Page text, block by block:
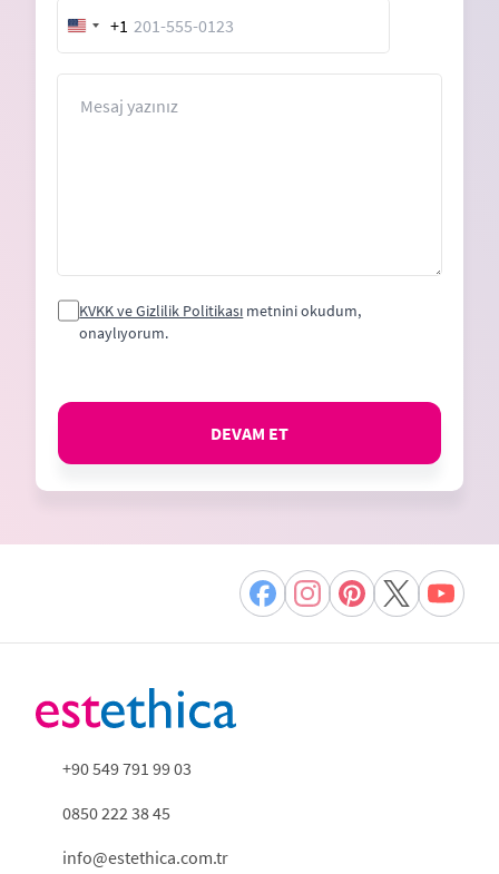
United
States
+1
KVKK ve Gizlilik Politikası metnini okudum,
onaylıyorum.
DEVAM ET
+90 549 791 99 03
0850 222 38 45
info@estethica.com.tr